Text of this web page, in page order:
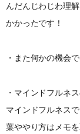
んだんじわじわ理
かかったです！
・また何かの機会
・マインドフルネ
マインドフルネス
葉ややり方はメモ